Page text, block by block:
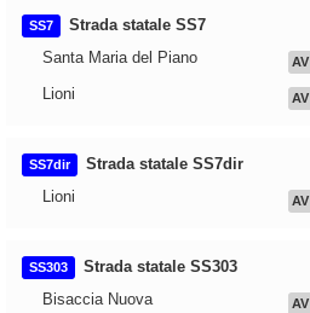
SS7
Strada statale SS7
Santa Maria del Piano
AV
Lioni AV
SS7dir
Strada statale SS7dir
Lioni
AV
SS303
Strada statale SS303
Bisaccia Nuova
AV